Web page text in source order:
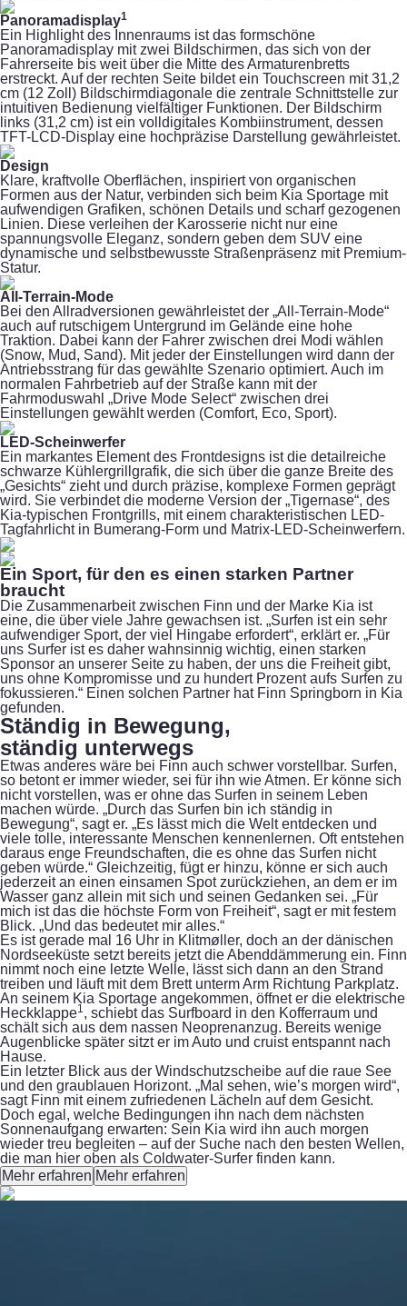
Panorama­display1
Ein Highlight des Innenraums ist das formschöne
Panoramadisplay mit zwei Bildschirmen, das sich von der
Fahrerseite bis weit über die Mitte des Armaturenbretts
erstreckt. Auf der rechten Seite bildet ein Touchscreen mit 31,2
cm (12 Zoll) Bildschirmdiagonale die zentrale Schnittstelle zur
intuitiven Bedienung vielfältiger Funktionen. Der Bildschirm
links (31,2 cm) ist ein volldigitales Kombiinstrument, dessen
TFT-LCD-Display eine hochpräzise Darstellung gewährleistet.
Design
Klare, kraftvolle Oberflächen, inspiriert von organischen
Formen aus der Natur, verbinden sich beim Kia Sportage mit
aufwendigen Grafiken, schönen Details und scharf gezogenen
Linien. Diese verleihen der Karosserie nicht nur eine
spannungsvolle Eleganz, sondern geben dem SUV eine
dynamische und selbstbewusste Straßenpräsenz mit Premium-
Statur.
All-Terrain-Mode
Bei den Allradversionen gewährleistet der „All-Terrain-Mode“
auch auf rutschigem Untergrund im Gelände eine hohe
Traktion. Dabei kann der Fahrer zwischen drei Modi wählen
(Snow, Mud, Sand). Mit jeder der Einstellungen wird dann der
Antriebsstrang für das gewählte Szenario optimiert. Auch im
normalen Fahrbetrieb auf der Straße kann mit der
Fahrmoduswahl „Drive Mode Select“ zwischen drei
Einstellungen gewählt werden (Comfort, Eco, Sport).
LED-Scheinwerfer
Ein markantes Element des Frontdesigns ist die detailreiche
schwarze Kühlergrillgrafik, die sich über die ganze Breite des
„Gesichts“ zieht und durch präzise, komplexe Formen geprägt
wird. Sie verbindet die moderne Version der „Tigernase“, des
Kia-typischen Frontgrills, mit einem charakteristischen LED-
Tagfahrlicht in Bumerang-Form und Matrix-LED-Scheinwerfern.
Ein Sport, für den es einen starken Partner
braucht
Die Zusammenarbeit zwischen Finn und der Marke Kia ist
eine, die über viele Jahre gewachsen ist. „Surfen ist ein sehr
aufwendiger Sport, der viel Hingabe erfordert“, erklärt er. „Für
uns Surfer ist es daher wahnsinnig wichtig, einen starken
Sponsor an unserer Seite zu haben, der uns die Freiheit gibt,
uns ohne Kompromisse und zu hundert Prozent aufs Surfen zu
fokussieren.“ Einen solchen Partner hat Finn Springborn in Kia
gefunden.
Ständig in Bewegung,
ständig unterwegs
Etwas anderes wäre bei Finn auch schwer vorstellbar. Surfen,
so betont er immer wieder, sei für ihn wie Atmen. Er könne sich
nicht vorstellen, was er ohne das Surfen in seinem Leben
machen würde. „Durch das Surfen bin ich ständig in
Bewegung“, sagt er. „Es lässt mich die Welt entdecken und
viele tolle, interessante Menschen kennenlernen. Oft entstehen
daraus enge Freundschaften, die es ohne das Surfen nicht
geben würde.“ Gleichzeitig, fügt er hinzu, könne er sich auch
jederzeit an einen einsamen Spot zurückziehen, an dem er im
Wasser ganz allein mit sich und seinen Gedanken sei. „Für
mich ist das die höchste Form von Freiheit“, sagt er mit festem
Blick. „Und das bedeutet mir alles.“
Es ist gerade mal 16 Uhr in Klitmøller, doch an der dänischen
Nordseeküste setzt bereits jetzt die Abenddämmerung ein. Finn
nimmt noch eine letzte Welle, lässt sich dann an den Strand
treiben und läuft mit dem Brett unterm Arm Richtung Parkplatz.
An seinem Kia Sportage angekommen, öffnet er die elektrische
Heckklappe1, schiebt das Surfboard in den Kofferraum und
schält sich aus dem nassen Neoprenanzug. Bereits wenige
Augenblicke später sitzt er im Auto und cruist entspannt nach
Hause.
Ein letzter Blick aus der Windschutzscheibe auf die raue See
und den graublauen Horizont. „Mal sehen, wie’s morgen wird“,
sagt Finn mit einem zufriedenen Lächeln auf dem Gesicht.
Doch egal, welche Bedingungen ihn nach dem nächsten
Sonnenaufgang erwarten: Sein Kia wird ihn auch morgen
wieder treu begleiten – auf der Suche nach den besten Wellen,
die man hier oben als Coldwater-Surfer finden kann.
Mehr erfahren Mehr erfahren